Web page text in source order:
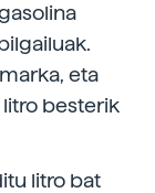
eta
litro besterik
litro bat